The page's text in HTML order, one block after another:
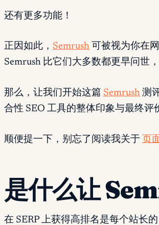
还有更多功能！
正因如此， Semrush 可被视为你在
Semrush 比它们大多数都更早问世
那么，让我们开始这篇 Semrush 测
合性 SEO 工具的整体印象与最终评
顺便提一下，别忘了阅读我关于 页
是什么让
在 SERP 上获得高排名是每个站长